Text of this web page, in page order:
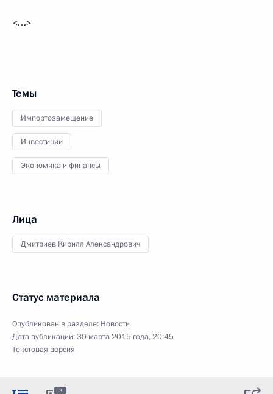
<…>
Темы
Импортозамещение
Инвестиции
Экономика и финансы
Лица
Дмитриев Кирилл Александрович
Статус материала
Опубликован в разделе: Новости
Дата публикации:30 марта 2015 года, 20:45
Текстовая версия
3